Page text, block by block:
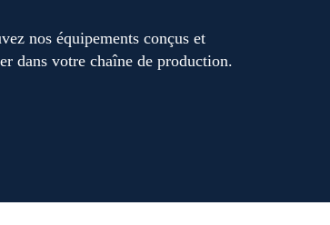
nos équipements conçus et
dans votre chaîne de production.